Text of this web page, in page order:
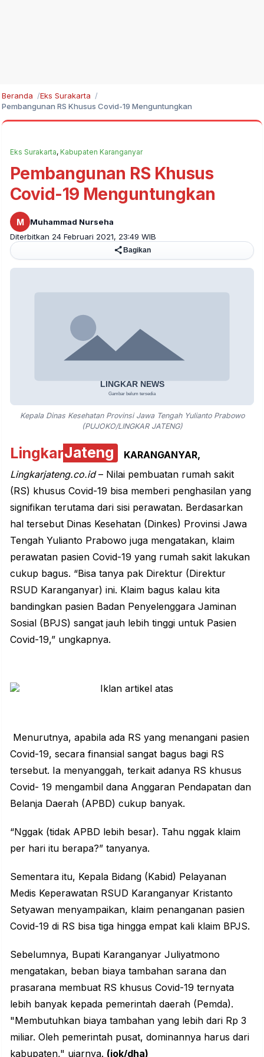
Beranda
Eks Surakarta
Pembangunan RS Khusus Covid-19 Menguntungkan
Eks Surakarta, Kabupaten Karanganyar
Pembangunan RS Khusus
Covid-19 Menguntungkan
M
Muhammad Nurseha
Diterbitkan 24 Februari 2021, 23:49 WIB
Bagikan
Kepala Dinas Kesehatan Provinsi Jawa Tengah Yulianto Prabowo
(PUJOKO/LINGKAR JATENG)
LingkarJateng
KARANGANYAR,
Lingkarjateng.co.id– Nilai pembuatan rumah sakit
(RS) khusus Covid-19 bisa memberi penghasilan yang
signifikan terutama dari sisi perawatan. Berdasarkan
hal tersebut Dinas Kesehatan (Dinkes) Provinsi Jawa
Tengah Yulianto Prabowo juga mengatakan, klaim
perawatan pasien Covid-19 yang rumah sakit lakukan
cukup bagus. “Bisa tanya pak Direktur (Direktur
RSUD Karanganyar) ini. Klaim bagus kalau kita
bandingkan pasien Badan Penyelenggara Jaminan
Sosial (BPJS) sangat jauh lebih tinggi untuk Pasien
Covid-19,” ungkapnya.
Menurutnya, apabila ada RS yang menangani pasien
Covid-19, secara finansial sangat bagus bagi RS
tersebut. Ia menyanggah, terkait adanya RS khusus
Covid- 19 mengambil dana Anggaran Pendapatan dan
Belanja Daerah (APBD) cukup banyak.
“Nggak (tidak APBD lebih besar). Tahu nggak klaim
per hari itu berapa?” tanyanya.
Sementara itu, Kepala Bidang (Kabid) Pelayanan
Medis Keperawatan RSUD Karanganyar Kristanto
Setyawan menyampaikan, klaim penanganan pasien
Covid-19 di RS bisa tiga hingga empat kali klaim BPJS.
Sebelumnya, Bupati Karanganyar Juliyatmono
mengatakan, beban biaya tambahan sarana dan
prasarana membuat RS khusus Covid-19 ternyata
lebih banyak kepada pemerintah daerah (Pemda).
"Membutuhkan biaya tambahan yang lebih dari Rp 3
miliar. Oleh pemerintah pusat, dominannya harus dari
kabupaten," ujarnya. (jok/dha)